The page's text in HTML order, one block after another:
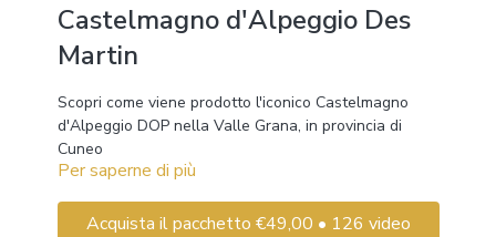
Castelmagno d'Alpeggio Des
Martin
Scopri come viene prodotto l'iconico Castelmagno
d'Alpeggio DOP nella Valle Grana, in provincia di
Cuneo
Per saperne di più
Acquista il pacchetto €49,00 • 126 video